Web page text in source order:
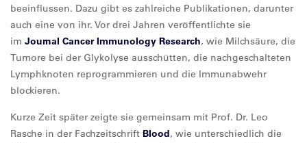
beeinflussen. Dazu gibt es zahlreiche Publikationen, darunter
auch eine von ihr. Vor drei Jahren veröffentlichte sie
im Journal Cancer Immunology Research, wie Milchsäure, die
Tumore bei der Glykolyse ausschütten, die nachgeschalteten
Lymphknoten reprogrammieren und die Immunabwehr
blockieren.
Kurze Zeit später zeigte sie gemeinsam mit Prof. Dr. Leo
Rasche in der Fachzeitschrift Blood, wie unterschiedlich die